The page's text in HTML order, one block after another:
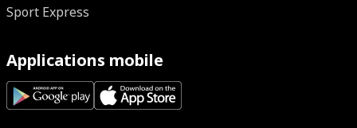
Sport Express
Applications mobile